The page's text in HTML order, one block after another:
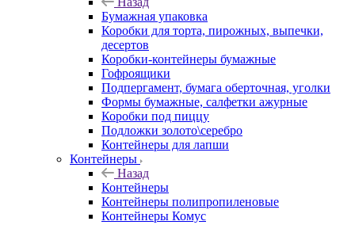
Бумажная упаковка
Коробки для торта, пирожных, выпечки,
десертов
Коробки-контейнеры бумажные
Гофроящики
Подпергамент, бумага оберточная, уголки
Формы бумажные, салфетки ажурные
Коробки под пиццу
Подложки золото\серебро
Контейнеры для лапши
Контейнеры
Назад
Контейнеры
Контейнеры полипропиленовые
Контейнеры Комус